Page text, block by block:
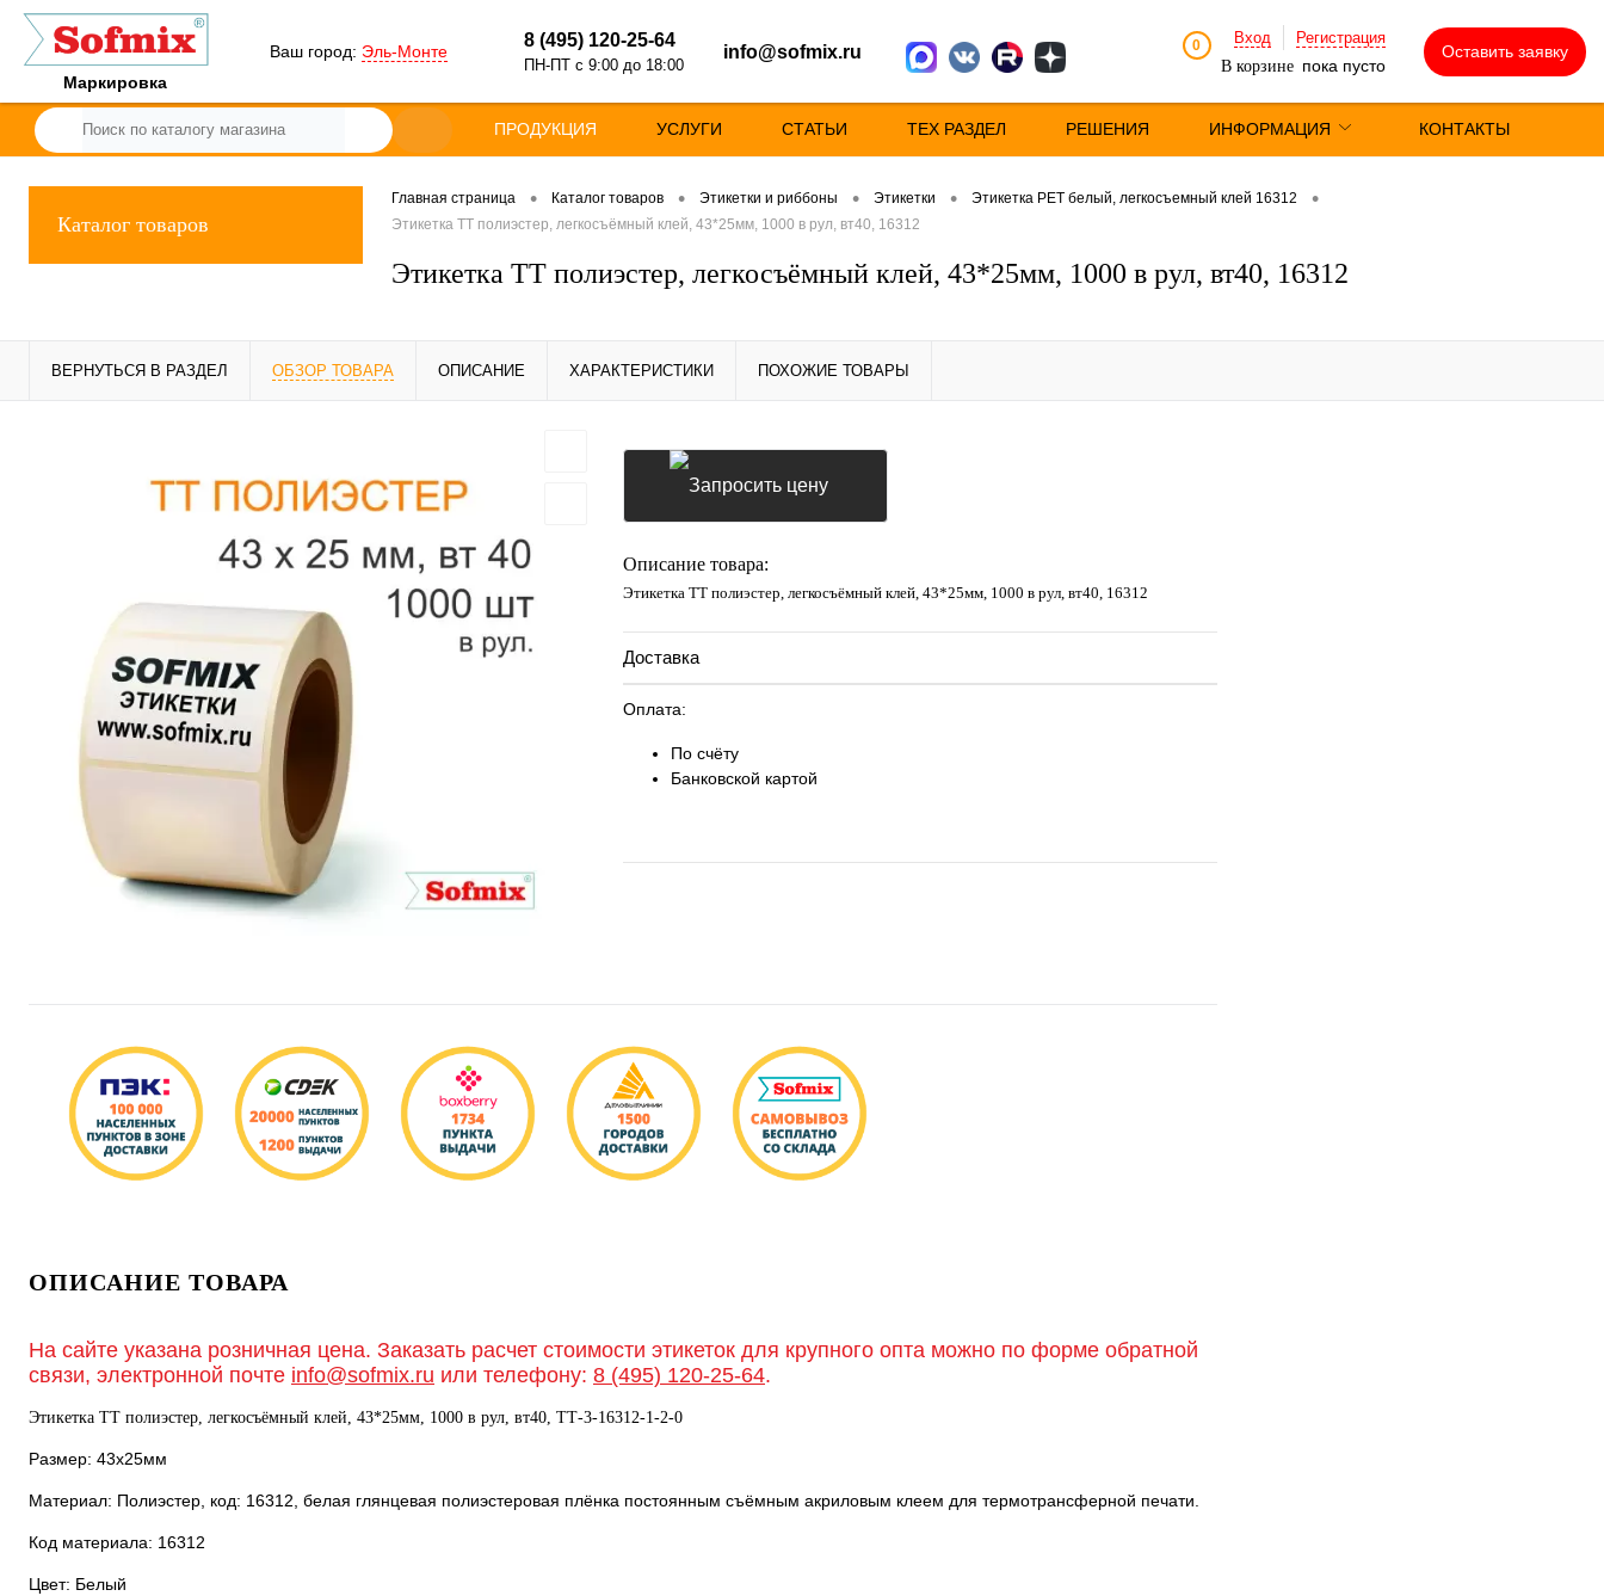
Маркировка
Ваш город: Эль-Монте
8 (495) 120-25-64
ПН-ПТ с 9:00 до 18:00
info@sofmix.ru 0 Вход
Регистрация
В корзине пока пусто
Оставить заявку
ПРОДУКЦИЯ УСЛУГИ СТАТЬИ ТЕХ РАЗДЕЛ РЕШЕНИЯ ИНФОРМАЦИЯ КОНТАКТЫ
Каталог товаров
Главная страница • Каталог товаров • Этикетки и риббоны • Этикетки • Этикетка PET белый, легкосъемный клей 16312 •
Этикетка ТТ полиэстер, легкосъёмный клей, 43*25мм, 1000 в рул, вт40, 16312
Этикетка ТТ полиэстер, легкосъёмный клей, 43*25мм, 1000 в рул, вт40, 16312
ВЕРНУТЬСЯ В РАЗДЕЛ ОБЗОР ТОВАРА ОПИСАНИЕ ХАРАКТЕРИСТИКИ ПОХОЖИЕ ТОВАРЫ
Запросить цену
Описание товара:
Этикетка ТТ полиэстер, легкосъёмный клей, 43*25мм, 1000 в рул, вт40, 16312
Доставка
Оплата:
По счёту
Банковской картой
ОПИСАНИЕ ТОВАРА
На сайте указана розничная цена. Заказать расчет стоимости этикеток для крупного опта можно по форме обратной
связи, электронной почте info@sofmix.ru или телефону: 8 (495) 120-25-64.
Этикетка ТТ полиэстер, легкосъёмный клей, 43*25мм, 1000 в рул, вт40, ТТ-3-16312-1-2-0
Размер: 43х25мм
Материал: Полиэстер, код: 16312, белая глянцевая полиэстеровая плёнка постоянным съёмным акриловым клеем для термотрансферной печати.
Код материала: 16312
Цвет: Белый